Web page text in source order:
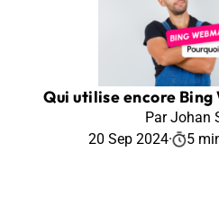
Qui utilise encore Bing
Par Johan
20 Sep 2024· 5